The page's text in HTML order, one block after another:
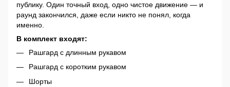
публику. Один точный вход, одно чистое движение — и
раунд закончился, даже если никто не понял, когда
именно.
В комплект входят:
Рашгард с длинным рукавом
Рашгард с коротким рукавом
Шорты